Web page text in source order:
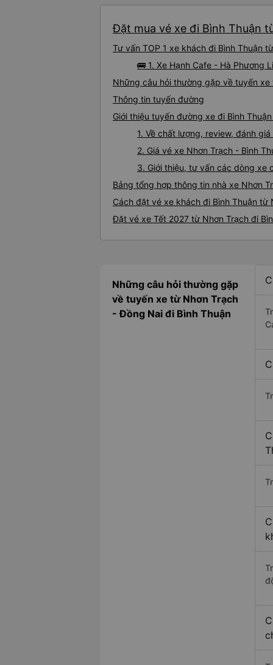
Đặt mua vé xe đi Bình Thuận
Tư vấn TOP 1 xe khách đi Bình Thuận
🚌 1. Xe Hạnh Cafe - Hà Phương
Những câu hỏi thường gặp về tuyến xe
Thông tin tuyến đường
Giới thiệu tuyến đường xe đi Bình
1. Về chất lượng, review, đánh
2. Giá vé xe Nhơn Trạch - Bình
3. Giới thiệu, tư vấn các dòng xe
Bảng tổng hợp thông tin nhà xe Nhơn
Cách đặt vé xe khách đi Bình Thuận từ
Đặt vé xe Tết 2027 từ Nhơn Trạch đi
Những câu hỏi thường gặp
về tuyến xe từ Nhơn Trạch
- Đồng Nai đi Bình Thuận